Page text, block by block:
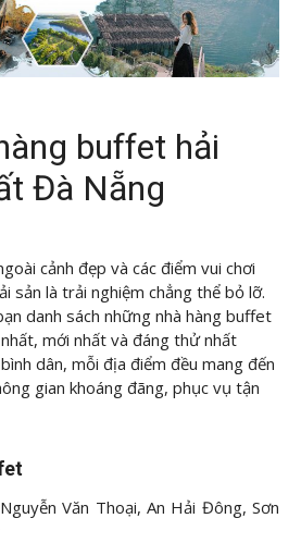
buffet hải
Đà Nẵng
cảnh đẹp và các điểm vui chơi
sản là trải nghiệm chẳng thể bỏ lỡ.
danh sách những nhà hàng buffet
mới nhất và đáng thử nhất
dân, mỗi địa điểm đều mang đến
gian khoáng đãng, phục vụ tận
Văn Thoại, An Hải Đông, Sơn